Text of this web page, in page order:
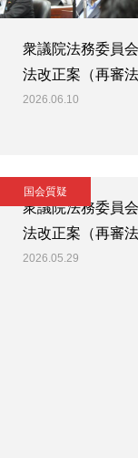
衆議院法務委員
法改正案（再審
2026.06.10
国会質疑
衆議院法務委員
法改正案（再審
2026.05.29